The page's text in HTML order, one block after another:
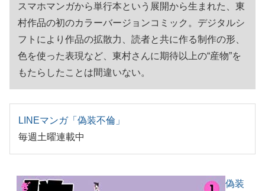
スマホマンガから単行本という展開から生まれた、東
村作品の初のカラーバージョンコミック。デジタルシ
フトにより作品の拡散力、読者と共に作る制作の形、
色を使った表現など、東村さんに期待以上の“産物”を
もたらしたことは間違いない。
LINEマンガ「偽装不倫」
毎週土曜連載中
偽装